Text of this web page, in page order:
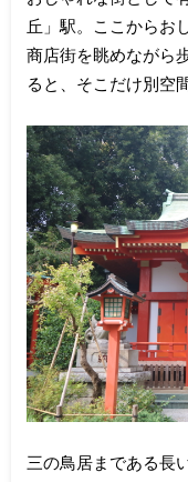
丘」駅。ここからお
商店街を眺めながら
ると、そこだけ別空
三の鳥居まである長